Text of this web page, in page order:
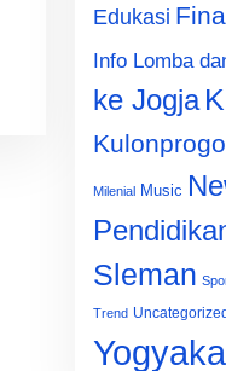
Edukasi
Info Lomba
ke Jogja
Kulonprogo
Milenial Music
Sleman
Trend Uncategorized